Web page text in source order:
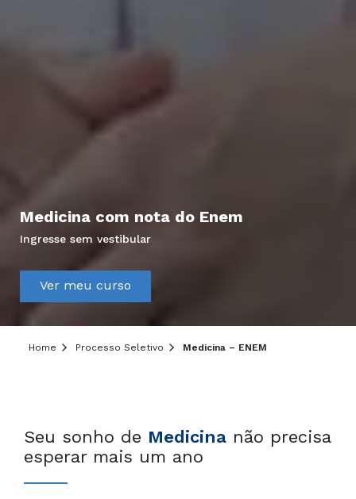
Medicina com nota do Enem
Ingresse sem vestibular
Ver meu curso
Home Processo Seletivo Medicina – ENEM
Seu sonho de Medicina não precisa
esperar mais um ano